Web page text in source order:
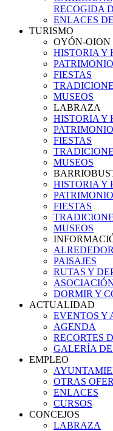
RECOGIDA
ENLACES
TURISMO
OYÓN-OION
HISTORIA Y
FIESTAS
MUSEOS
LABRAZA
HISTORIA Y
FIESTAS
MUSEOS
HISTORIA Y
FIESTAS
MUSEOS
PAISAJES
RUTAS Y
DORMIR Y
ACTUALIDAD
EVENTOS Y
AGENDA
RECORTES
GALERÍA
EMPLEO
OTRAS
ENLACES
CURSOS
CONCEJOS
LABRAZA